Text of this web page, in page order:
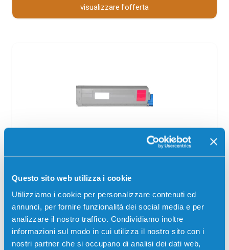
Questo sito web utilizza i cookie
Utilizziamo i cookie per personalizzare contenuti ed
annunci, per fornire funzionalità dei social media e per
analizzare il nostro traffico. Condividiamo inoltre
informazioni sul modo in cui utilizza il nostro sito con i
nostri partner che si occupano di analisi dei dati web,
visualizzare l'offerta
Toner compatibile Oki 46471102
Compatibile Magenta
Codice:46471102.C
Toner compatibile Oki 46471102 MAGENTA 7000 pagine
per Stampanti: Oki C823, Oki C823DN, Oki C823N, Oki
C833, Oki C833DN, Oki C833DT, Oki C833N, Oki C843,…